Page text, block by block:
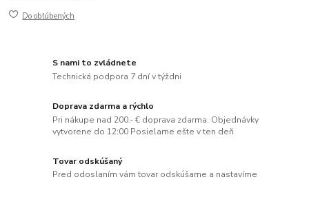
Do obľúbených
S nami to zvládnete
Technická podpora 7 dní v týždni
Doprava zdarma a rýchlo
Pri nákupe nad 200.- € doprava zdarma. Objednávky
vytvorene do 12:00 Posielame ešte v ten deň
Tovar odskúšaný
Pred odoslaním vám tovar odskúšame a nastavíme